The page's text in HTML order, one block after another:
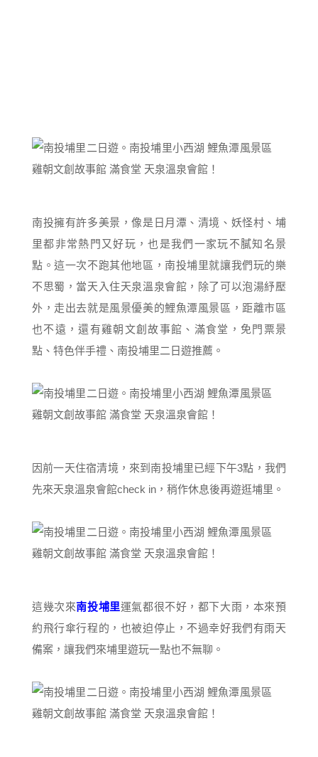
南投擁有許多美景，像是日月潭、清境、妖怪村、埔
里都非常熱門又好玩，也是我們一家玩不膩知名景
點。這一次不跑其他地區，南投埔里就讓我們玩的樂
不思蜀，當天入住天泉溫泉會館，除了可以泡湯紓壓
外，走出去就是風景優美的鯉魚潭風景區，距離市區
也不遠，還有雞朝文創故事館、滿食堂，免門票景
點、特色伴手禮、南投埔里二日遊推薦。
因前一天住宿清境，來到南投埔里已經下午3點，我們
先來天泉溫泉會館check in，稍作休息後再遊逛埔里。
這幾次來南投埔里運氣都很不好，都下大雨，本來預
約飛行傘行程的，也被迫停止，不過幸好我們有雨天
備案，讓我們來埔里遊玩一點也不無聊。